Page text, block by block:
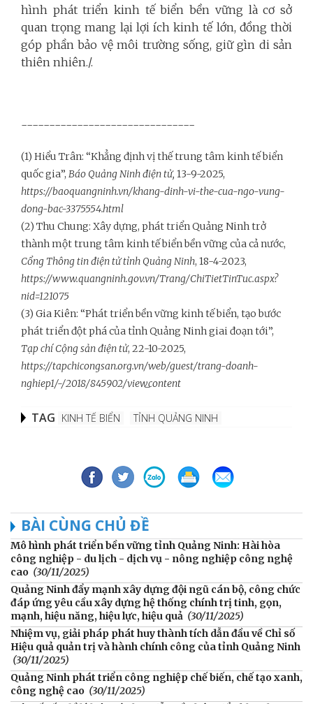
hình phát triển kinh tế biển bền vững là cơ sở
quan trọng mang lại lợi ích kinh tế lớn, đồng thời
góp phần bảo vệ môi trường sống, giữ gìn di sản
thiên nhiên./.
-------------------------------
(1) Hiểu Trân: “Khẳng định vị thế trung tâm kinh tế biển
quốc gia”, Báo Quảng Ninh điện tử, 13-9-2025,
https://baoquangninh.vn/khang-dinh-vi-the-cua-ngo-vung-
dong-bac-3375554.html
(2) Thu Chung: Xây dựng, phát triển Quảng Ninh trở
thành một trung tâm kinh tế biển bền vững của cả nước,
Cổng Thông tin điện tử tỉnh Quảng Ninh, 18-4-2023,
https://www.quangninh.gov.vn/Trang/ChiTietTinTuc.aspx?
nid=121075
(3) Gia Kiên: “Phát triển bền vững kinh tế biển, tạo bước
phát triển đột phá của tỉnh Quảng Ninh giai đoạn tới”,
Tạp chí Cộng sản điện tử, 22-10-2025,
https://tapchicongsan.org.vn/web/guest/trang-doanh-
nghiep1/-/2018/845902/view_content
TAG KINH TẾ BIỂN TỈNH QUẢNG NINH
BÀI CÙNG CHỦ ĐỀ
Mô hình phát triển bền vững tỉnh Quảng Ninh: Hài hòa
công nghiệp - du lịch - dịch vụ - nông nghiệp công nghệ
cao (30/11/2025)
Quảng Ninh đẩy mạnh xây dựng đội ngũ cán bộ, công chức
đáp ứng yêu cầu xây dựng hệ thống chính trị tinh, gọn,
mạnh, hiệu năng, hiệu lực, hiệu quả (30/11/2025)
Nhiệm vụ, giải pháp phát huy thành tích dẫn đầu về Chỉ số
Hiệu quả quản trị và hành chính công của tỉnh Quảng Ninh
(30/11/2025)
Quảng Ninh phát triển công nghiệp chế biến, chế tạo xanh,
công nghệ cao (30/11/2025)